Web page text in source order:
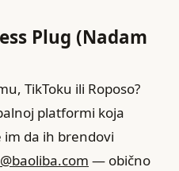
Plug (Nadam
TikToku ili Roposo?
platformi koja
da ih brendovi
— obično